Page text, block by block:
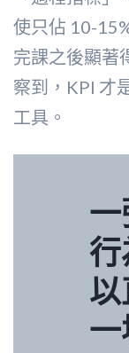
使只佔 10-
完課之後顯著
察到，KPI 才
工具。
一
行